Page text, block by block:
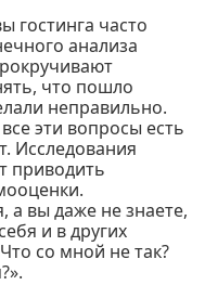
гостинга часто
анализа
что пошло
неправильно.
эти вопросы есть
Исследования
приводить
а вы даже не знаете,
и в других
со мной не так?